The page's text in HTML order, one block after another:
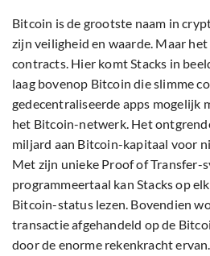
Bitcoin is de grootste naam in
zijn veiligheid en waarde. Maar
contracts. Hier komt Stacks in
laag bovenop Bitcoin die slimme
gedecentraliseerde apps mogelijk
het Bitcoin-netwerk. Het
miljard aan Bitcoin-kapitaal voor
Met zijn unieke Proof of Transfer-
programmeertaal kan Stacks op
Bitcoin-status lezen. Bovendien
transactie afgehandeld op de
door de enorme rekenkracht ervan.